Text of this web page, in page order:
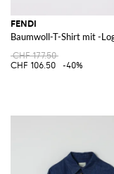
FENDI
Baumwoll-T-Shirt mit -
CHF 177.50
CHF 106.50
-40%